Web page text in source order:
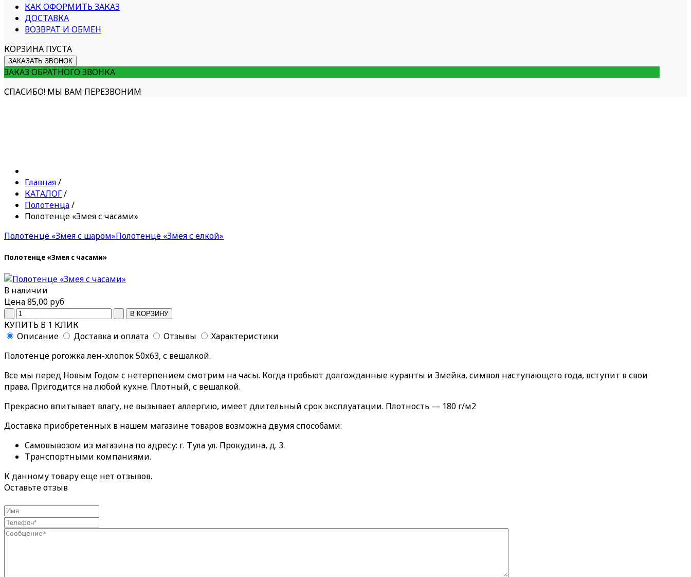
КАК ОФОРМИТЬ ЗАКАЗ
ДОСТАВКА
ВОЗВРАТ И ОБМЕН
КОРЗИНА ПУСТА
ЗАКАЗАТЬ ЗВОНОК
ЗАКАЗ ОБРАТНОГО ЗВОНКА
СПАСИБО! МЫ ВАМ ПЕРЕЗВОНИМ
Главная/
КАТАЛОГ/
Полотенца/
Полотенце «Змея с часами»
Полотенце «Змея с шаром»Полотенце «Змея с елкой»
Полотенце «Змея с часами»
В наличии
Цена85,00 руб
КУПИТЬ В 1 КЛИК
Описание
Доставка и оплата Отзывы
Характеристики
Полотенце рогожка лен-хлопок 50х63, с вешалкой.
Все мы перед Новым Годом с нетерпением смотрим на часы. Когда пробьют долгожданные куранты и Змейка, символ наступающего года, вступит в свои
права. Пригодится на любой кухне. Плотный, с вешалкой.
Прекрасно впитывает влагу, не вызывает аллергию, имеет длительный срок эксплуатации. Плотность — 180 г/м2
Доставка приобретенных в нашем магазине товаров возможна двумя способами:
Самовывозом из магазина по адресу: г. Тула ул. Прокудина, д. 3.
Транспортными компаниями.
К данному товару еще нет отзывов.
Оставьте отзыв